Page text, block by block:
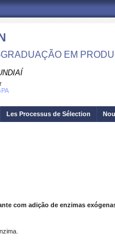
EM
Les Processus de Sélection
com adição de enzimas